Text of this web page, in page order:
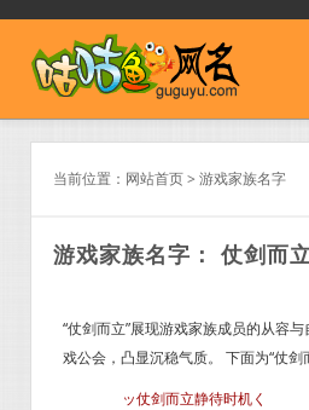
当前位置： 网站首页> 游戏家族名字
游戏家族名字： 仗剑而
“仗剑而立”展现游戏家族成员的从容
戏公会，凸显沉稳气质。 下面为“仗
ッ仗剑而立静待时机く